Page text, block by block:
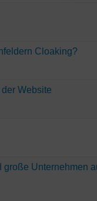
Cloaking?
Website
große Unternehmen